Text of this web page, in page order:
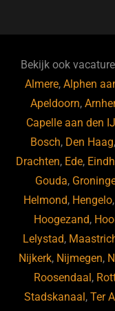
b
o
o
k
ky dI
n
Bekijk ook
Almere,Alphen
Apeldoorn,
Capelle aan den
Bosch, Den Haag,
Drachten, Ede,
Gouda,
Helmond, Hengelo,
Hoogezand,
Lelystad,
Nijkerk, Nijmegen,
Roosendaal,
Stadskanaal,Ter